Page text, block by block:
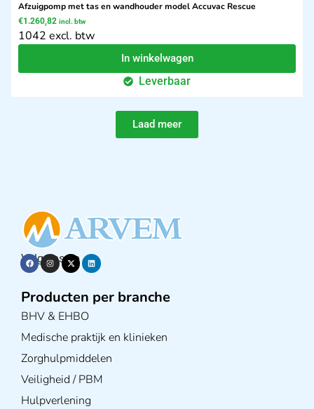
Afzuigpomp met tas en wandhouder model Accuvac Rescue
€1.260,82 incl. btw
1042 excl. btw
In winkelwagen
Leverbaar
Laad meer
Volg ons op
Producten per branche
BHV & EHBO
Medische praktijk en klinieken
Zorghulpmiddelen
Veiligheid / PBM
Hulpverlening